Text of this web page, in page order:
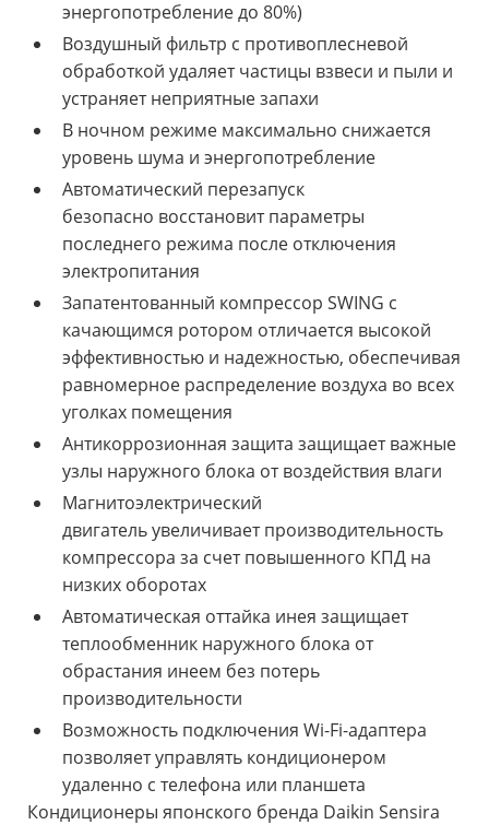
энергопотребление до 80%)
Воздушный фильтр с противоплесневой
обработкой удаляет частицы взвеси и пыли и
устраняет неприятные запахи
В ночном режиме максимально снижается
уровень шума и энергопотребление
Автоматический перезапуск
безопасно восстановит параметры
последнего режима после отключения
электропитания
Запатентованный компрессор SWING с
качающимся ротором отличается высокой
эффективностью и надежностью, обеспечивая
равномерное распределение воздуха во всех
уголках помещения
Антикоррозионная защита защищает важные
узлы наружного блока от воздействия влаги
Магнитоэлектрический
двигательувеличивает производительность
компрессора за счет повышенного КПД на
низких оборотах
Автоматическая оттайка инея защищает
теплообменник наружного блока от
обрастания инеем без потерь
производительности
Возможность подключения Wi-Fi-адаптера
позволяет управлять кондиционером
удаленно с телефона или планшета
Кондиционеры японского бренда Daikin Sensira